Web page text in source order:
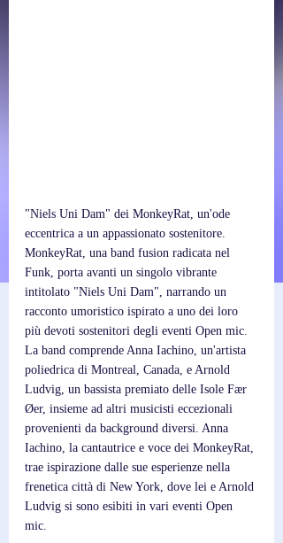
"Niels Uni Dam" dei MonkeyRat, un'ode
eccentrica a un appassionato sostenitore.
MonkeyRat, una band fusion radicata nel
Funk, porta avanti un singolo vibrante
intitolato "Niels Uni Dam", narrando un
racconto umoristico ispirato a uno dei loro
più devoti sostenitori degli eventi Open mic.
La band comprende Anna Iachino, un'artista
poliedrica di Montreal, Canada, e Arnold
Ludvig, un bassista premiato delle Isole Fær
Øer, insieme ad altri musicisti eccezionali
provenienti da background diversi. Anna
Iachino, la cantautrice e voce dei MonkeyRat,
trae ispirazione dalle sue esperienze nella
frenetica città di New York, dove lei e Arnold
Ludvig si sono esibiti in vari eventi Open
mic.